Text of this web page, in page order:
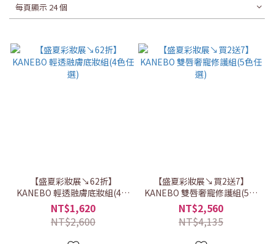
每頁顯示 24 個
【盛夏彩妝展↘62折】
KANEBO 輕透融膚底妝組(4色
任選)
NT$1,620
NT$2,600
【盛夏彩妝展↘買2送7】
KANEBO 雙唇奢寵修護組(5色
任選)
NT$2,560
NT$4,135